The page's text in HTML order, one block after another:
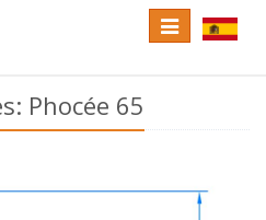
Toggle
language
Toggle
navigation
Phocée 65